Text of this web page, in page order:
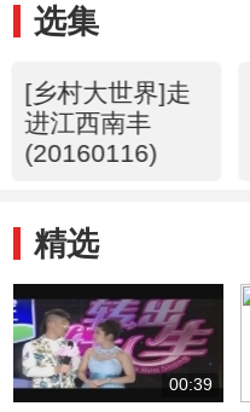
选集
[乡村大世界]走
进江西南丰
(20160116)
精选
00:39